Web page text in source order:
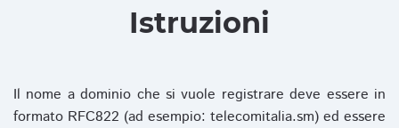
Istruzioni
Il nome a dominio che si vuole registrare deve essere in
formato RFC822 (ad esempio: telecomitalia.sm) ed essere